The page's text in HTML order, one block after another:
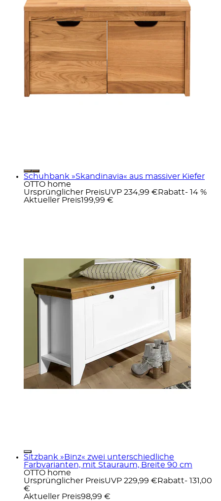
Schuhbank »Skandinavia« aus massiver Kiefer
OTTO home
Ursprünglicher PreisUVP 234,99 € Rabatt- 14 %
Aktueller Preis199,99 €
Sitzbank »Binz« zwei unterschiedliche
Farbvarianten, mit Stauraum, Breite 90 cm
OTTO home
Ursprünglicher PreisUVP 229,99 € Rabatt- 131,00
€
Aktueller Preis98,99 €